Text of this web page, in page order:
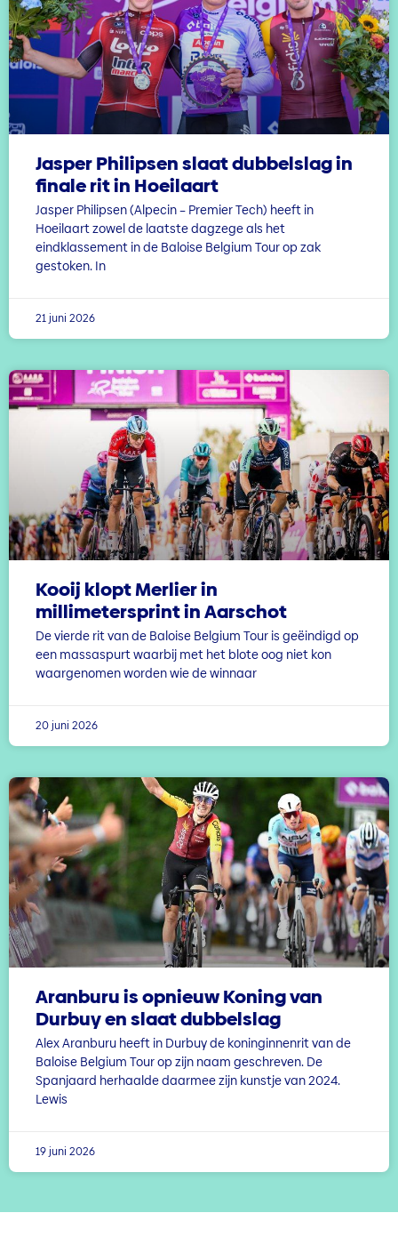
Jasper Philipsen slaat dubbelslag in
finale rit in Hoeilaart
Jasper Philipsen (Alpecin – Premier Tech) heeft in
Hoeilaart zowel de laatste dagzege als het
eindklassement in de Baloise Belgium Tour op zak
gestoken. In
21 juni 2026
Kooij klopt Merlier in
millimetersprint in Aarschot
De vierde rit van de Baloise Belgium Tour is geëindigd op
een massaspurt waarbij met het blote oog niet kon
waargenomen worden wie de winnaar
20 juni 2026
Aranburu is opnieuw Koning van
Durbuy en slaat dubbelslag
Alex Aranburu heeft in Durbuy de koninginnenrit van de
Baloise Belgium Tour op zijn naam geschreven. De
Spanjaard herhaalde daarmee zijn kunstje van 2024.
Lewis
19 juni 2026